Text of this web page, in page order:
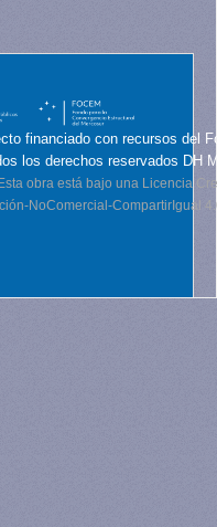
financiado con recursos del
los derechos reservados DH
Esta obra está bajo una Licencia
NoComercial-CompartirIgual